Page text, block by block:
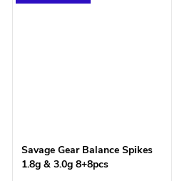
Savage Gear Balance Spikes
1.8g & 3.0g 8+8pcs